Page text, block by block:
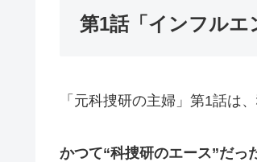
第1話「インフルエ
「元科捜研の主婦」第1話は、
かつて“科捜研のエース”だっ